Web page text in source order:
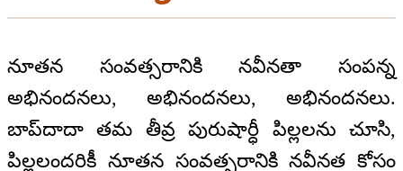
నూతన సంవత్సరానికి నవీనతా సంపన్న
అభినందనలు, అభినందనలు, అభినందనలు.
బాప్‍దాదా తమ తీవ్ర పురుషార్ధీ పిల్లలను చూసి,
పిల్లలందరికీ నూతన సంవత్సరానికి నవీనత కోసం